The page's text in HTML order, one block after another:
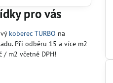
pro vás
koberec TURBO na
Při odběru 15 a více m2
/ m2 včetně DPH!